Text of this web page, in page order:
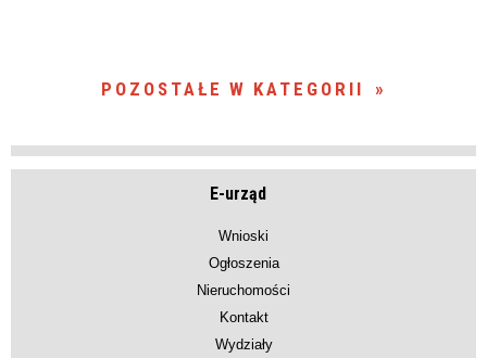
POZOSTAŁE W KATEGORII
E-urząd
Wnioski
Ogłoszenia
Nieruchomości
Kontakt
Wydziały